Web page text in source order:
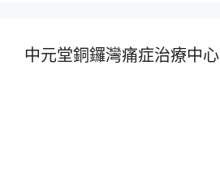
中元堂銅鑼灣痛症治療中心